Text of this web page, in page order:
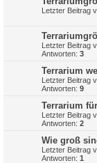
Letzter Beitrag
Letzter Beitrag
Antworten: 3
Terrarium
Letzter Beitrag
Antworten: 9
Terrarium
Letzter Beitrag
Antworten: 2
Wie groß
Letzter Beitrag
Antworten: 1